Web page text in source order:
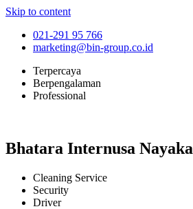
Skip to content
021-291 95 766
marketing@bin-group.co.id
Terpercaya
Berpengalaman
Professional
Bhatara Internusa Nayaka
Cleaning Service
Security
Driver